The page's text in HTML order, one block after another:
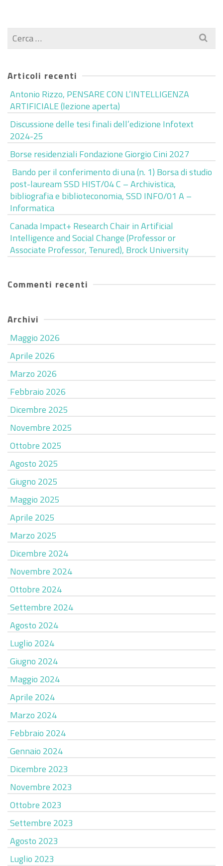
Cerca
per:
Articoli recenti
Antonio Rizzo, PENSARE CON L’INTELLIGENZA
ARTIFICIALE (lezione aperta)
Discussione delle tesi finali dell’edizione Infotext
2024-25
Borse residenziali Fondazione Giorgio Cini 2027
Bando per il conferimento di una (n. 1) Borsa di studio
post-lauream SSD HIST/04 C – Archivistica,
bibliografia e biblioteconomia, SSD INFO/01 A –
Informatica
Canada Impact+ Research Chair in Artificial
Intelligence and Social Change (Professor or
Associate Professor, Tenured), Brock University
Commenti recenti
Archivi
Maggio 2026
Aprile 2026
Marzo 2026
Febbraio 2026
Dicembre 2025
Novembre 2025
Ottobre 2025
Agosto 2025
Giugno 2025
Maggio 2025
Aprile 2025
Marzo 2025
Dicembre 2024
Novembre 2024
Ottobre 2024
Settembre 2024
Agosto 2024
Luglio 2024
Giugno 2024
Maggio 2024
Aprile 2024
Marzo 2024
Febbraio 2024
Gennaio 2024
Dicembre 2023
Novembre 2023
Ottobre 2023
Settembre 2023
Agosto 2023
Luglio 2023